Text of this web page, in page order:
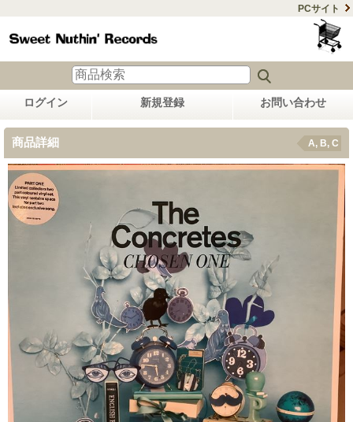
PCサイト
ログイン 新規登録 お問い合わせ
商品詳細 A, B, C